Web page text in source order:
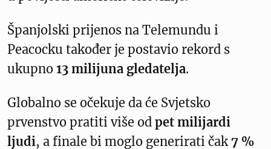
Španjolski prijenos na Telemundu i
Peacocku također je postavio rekord s
ukupno 13 milijuna gledatelja.
Globalno se očekuje da će Svjetsko
prvenstvo pratiti više od pet milijardi
ljudi, a finale bi moglo generirati čak 7 %